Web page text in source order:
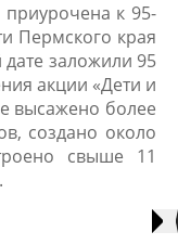
приурочена к 95-
Пермского края
заложили 95
акции «Дети и
высажено более
создано около
свыше 11